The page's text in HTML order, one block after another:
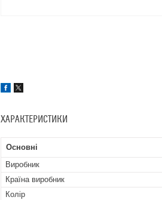
ХАРАКТЕРИСТИКИ
Основні
Виробник
Країна виробник
Колір